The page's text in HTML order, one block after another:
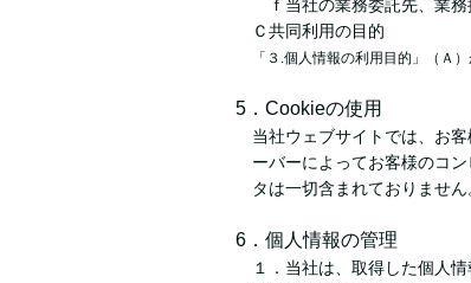
ｆ当社の業務委託先、業務
Ｃ共同利用の目的
「３.個人情報の利用目的」（Ａ
5．Cookieの使用
当社ウェブサイトでは、お
ーバーによってお客様のコ
タは一切含まれておりませ
6．個人情報の管理
１．当社は、取得した個人